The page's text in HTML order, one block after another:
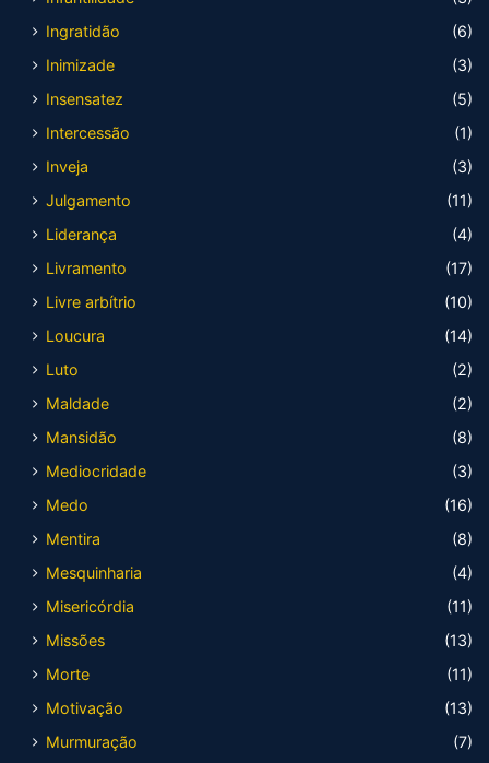
Ingratidão
(6)
Inimizade
(3)
Insensatez
(5)
Intercessão
(1)
Inveja
(3)
Julgamento
(11)
Liderança
(4)
Livramento
(17)
Livre arbítrio
(10)
Loucura
(14)
Luto
(2)
Maldade
(2)
Mansidão
(8)
Mediocridade
(3)
Medo
(16)
Mentira
(8)
Mesquinharia
(4)
Misericórdia
(11)
Missões
(13)
Morte
(11)
Motivação
(13)
Murmuração
(7)